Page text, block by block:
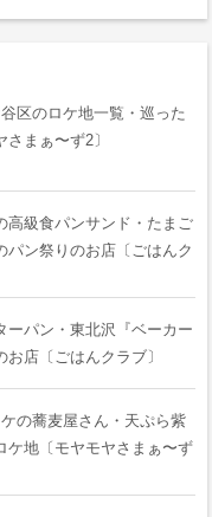
区のロケ地一覧・巡った
まぁ〜ず2〕
高級食パンサンド・たまご
パン祭りのお店〔ごはんク
ーパン・東北沢『ベーカー
店〔ごはんクラブ〕
の蕎麦屋さん・天ぷら紫
ケ地〔モヤモヤさまぁ〜ず